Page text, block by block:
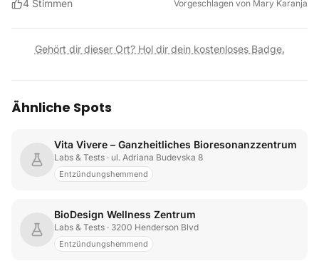
4 Stimmen Vorgeschlagen von Mary Karanja
Gehört dir dieser Ort? Hol dir dein kostenloses Badge.
Ähnliche Spots
Vita Vivere – Ganzheitliches Bioresonanzzentrum
Labs & Tests · ul. Adriana Budevska 8
Entzündungshemmend
BioDesign Wellness Zentrum
Labs & Tests · 3200 Henderson Blvd
Entzündungshemmend